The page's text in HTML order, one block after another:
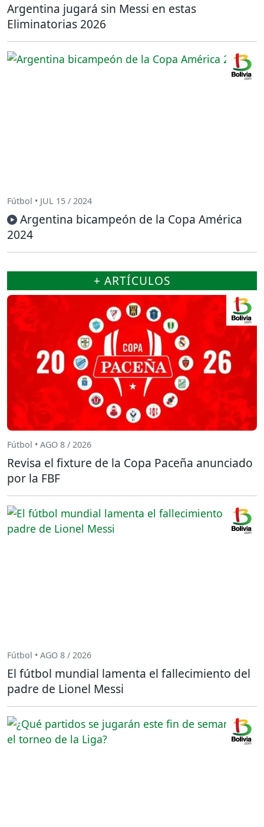
Argentina jugará sin Messi en estas
Eliminatorias 2026
Fútbol • JUL 15 / 2024
Argentina bicampeón de la Copa América
2024
+ ARTÍCULOS
Fútbol • AGO 8 / 2026
Revisa el fixture de la Copa Paceña anunciado
por la FBF
Fútbol • AGO 8 / 2026
El fútbol mundial lamenta el fallecimiento del
padre de Lionel Messi